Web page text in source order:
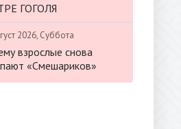
ГОГОЛЯ
2026, Суббота
взрослые снова
«Смешариков»